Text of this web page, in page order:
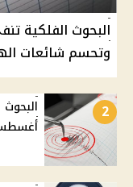
البحوث الفلكية
وتحسم شائعات
2